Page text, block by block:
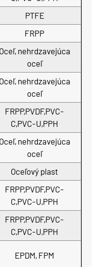
PTFE
FRPP
Oceľ, nehrdzavejúca
oceľ
Oceľ, nehrdzavejúca
oceľ
FRPP,PVDF,PVC-
C,PVC-U,PPH
Oceľ, nehrdzavejúca
oceľ
Oceľový plast
FRPP,PVDF,PVC-
C,PVC-U,PPH
FRPP,PVDF,PVC-
C,PVC-U,PPH
EPDM, FPM